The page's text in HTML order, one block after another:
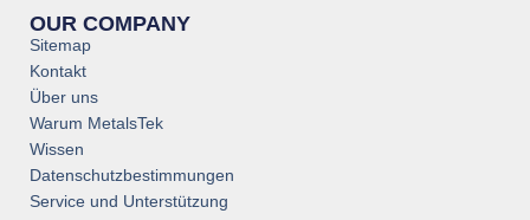
OUR COMPANY
Sitemap
Kontakt
Über uns
Warum MetalsTek
Wissen
Datenschutzbestimmungen
Service und Unterstützung